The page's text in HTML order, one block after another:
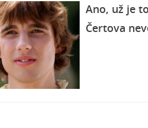
Ano, už je
Čertova